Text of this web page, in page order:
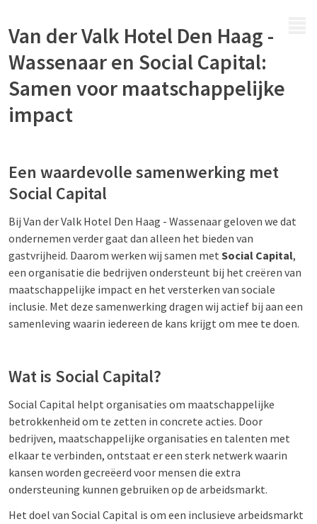
Van der Valk Hotel Den Haag -
Wassenaar en Social Capital:
Samen voor maatschappelijke
impact
Een waardevolle samenwerking met
Social Capital
Bij Van der Valk Hotel Den Haag - Wassenaar geloven we dat
ondernemen verder gaat dan alleen het bieden van
gastvrijheid. Daarom werken wij samen met Social Capital,
een organisatie die bedrijven ondersteunt bij het creëren van
maatschappelijke impact en het versterken van sociale
inclusie. Met deze samenwerking dragen wij actief bij aan een
samenleving waarin iedereen de kans krijgt om mee te doen.
Wat is Social Capital?
Social Capital helpt organisaties om maatschappelijke
betrokkenheid om te zetten in concrete acties. Door
bedrijven, maatschappelijke organisaties en talenten met
elkaar te verbinden, ontstaat er een sterk netwerk waarin
kansen worden gecreëerd voor mensen die extra
ondersteuning kunnen gebruiken op de arbeidsmarkt.
Het doel van Social Capital is om een inclusieve arbeidsmarkt